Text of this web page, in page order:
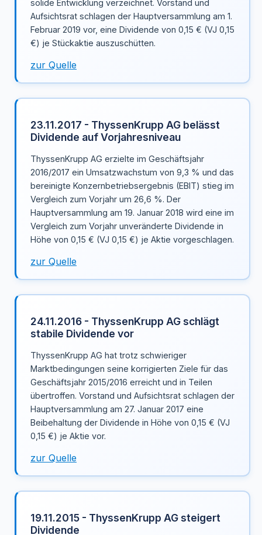
solide Entwicklung verzeichnet. Vorstand und
Aufsichtsrat schlagen der Hauptversammlung am 1.
Februar 2019 vor, eine Dividende von 0,15 € (VJ 0,15
€) je Stückaktie auszuschütten.
zur Quelle
23.11.2017 - ThyssenKrupp AG belässt
Dividende auf Vorjahresniveau
ThyssenKrupp AG erzielte im Geschäftsjahr
2016/2017 ein Umsatzwachstum von 9,3 % und das
bereinigte Konzernbetriebsergebnis (EBIT) stieg im
Vergleich zum Vorjahr um 26,6 %. Der
Hauptversammlung am 19. Januar 2018 wird eine im
Vergleich zum Vorjahr unveränderte Dividende in
Höhe von 0,15 € (VJ 0,15 €) je Aktie vorgeschlagen.
zur Quelle
24.11.2016 - ThyssenKrupp AG schlägt
stabile Dividende vor
ThyssenKrupp AG hat trotz schwieriger
Marktbedingungen seine korrigierten Ziele für das
Geschäftsjahr 2015/2016 erreicht und in Teilen
übertroffen. Vorstand und Aufsichtsrat schlagen der
Hauptversammlung am 27. Januar 2017 eine
Beibehaltung der Dividende in Höhe von 0,15 € (VJ
0,15 €) je Aktie vor.
zur Quelle
19.11.2015 - ThyssenKrupp AG steigert
Dividende